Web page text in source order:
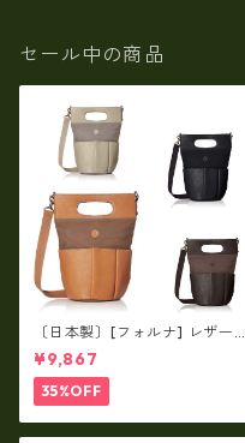
セール中の商品
〔日本製〕[フォルナ] レザー×
パラフィン筒型2way シュリン
クレザー×79Aパラフィン fo
-259630
¥9,867
35%OFF